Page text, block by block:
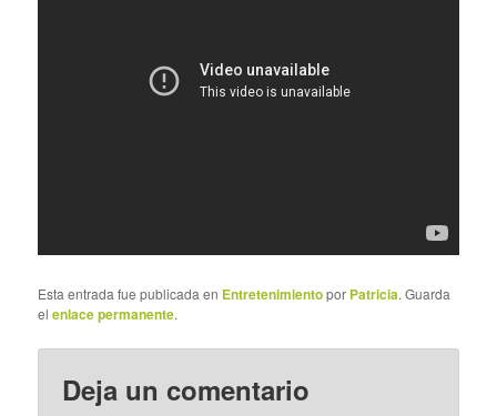
Esta entrada fue publicada en Entretenimientopor Patricia. Guarda
elenlace permanente.
Deja un comentario